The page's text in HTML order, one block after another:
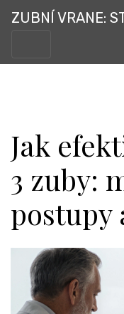
ZUBNÍ VRANE:
Jak
3 zuby:
postupy